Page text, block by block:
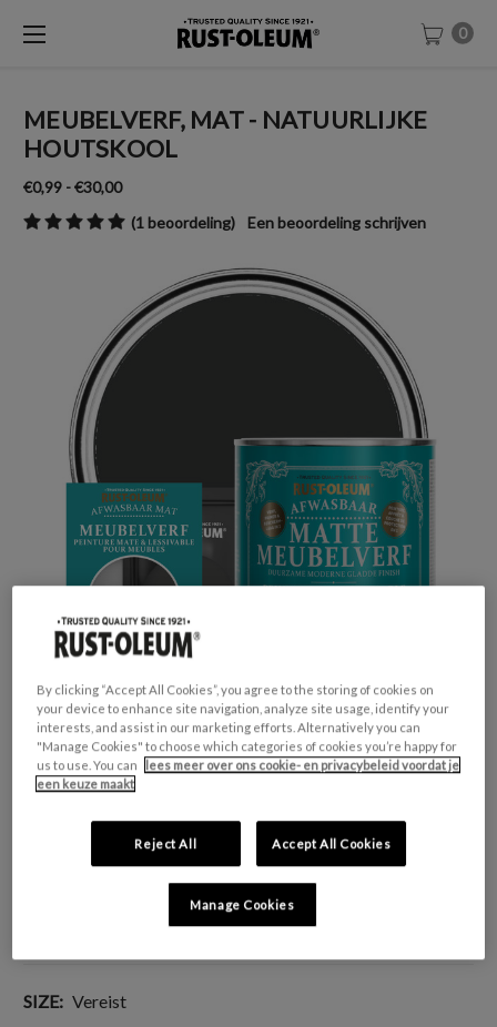
0
MEUBELVERF, MAT - NATUURLIJKE
HOUTSKOOL
€0,99 - €30,00
(1 beoordeling)
Een beoordeling schrijven
GESCHIKT VOOR: Meubels en plinten
KLEURGROEP: Zwart
Opvallend & levendig
SIZE: Vereist
By clicking “Accept All Cookies”, you agree to the storing of cookies on
your device to enhance site navigation, analyze site usage, identify your
interests, and assist in our marketing efforts. Alternatively you can
"Manage Cookies" to choose which categories of cookies you’re happy for
us to use. You can
lees meer over ons cookie- en privacybeleid voordat je
een keuze maakt
Reject All Accept All Cookies
Manage Cookies